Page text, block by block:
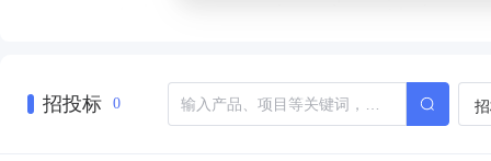
招投标 0